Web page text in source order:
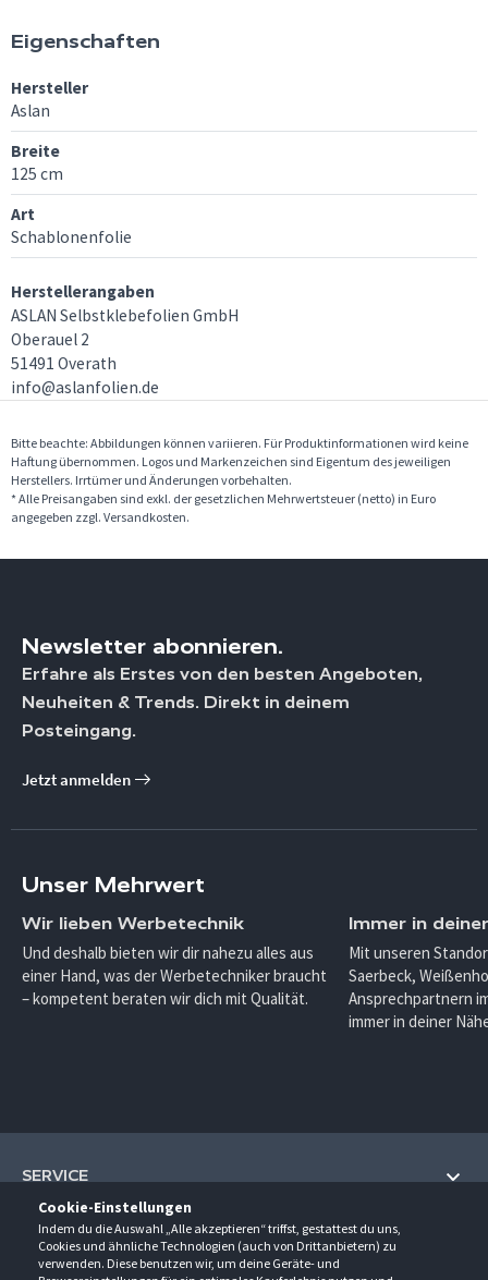
Cookie-Einstellungen
Indem du die Auswahl „Alle akzeptieren“ triffst, gestattest du uns,
Cookies und ähnliche Technologien (auch von Drittanbietern) zu
verwenden. Diese benutzen wir, um deine Geräte- und
Eigenschaften
Hersteller
Aslan
Breite
125 cm
Art
Schablonenfolie
Herstellerangaben
ASLAN Selbstklebefolien GmbH
Oberauel 2
51491 Overath
info@aslanfolien.de
Bitte beachte: Abbildungen können variieren. Für Produktinformationen wird keine
Haftung übernommen. Logos und Markenzeichen sind Eigentum des jeweiligen
Herstellers. Irrtümer und Änderungen vorbehalten.
* Alle Preisangaben sind exkl. der gesetzlichen Mehrwertsteuer (netto) in Euro
angegeben zzgl. Versandkosten.
Newsletter abonnieren.
Erfahre als Erstes von den besten Angeboten,
Neuheiten & Trends. Direkt in deinem
Posteingang.
Jetzt anmelden
Unser Mehrwert
Wir lieben Werbetechnik
Und deshalb bieten wir dir nahezu alles aus
einer Hand, was der Werbetechniker braucht
– kompetent beraten wir dich mit Qualität.
Immer in
Mit unseren
Saerbeck,
Ansprechpartnern
immer in deiner
SERVICE
Hilfe und Information
Fragen und Antworten (FAQ)
UNTERNEHMEN
Über uns